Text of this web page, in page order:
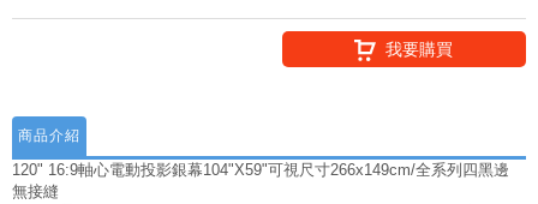
我要購買
商品介紹
120" 16:9軸心電動投影銀幕104"X59"可視尺寸266x149cm/全系列四黑邊
無接縫